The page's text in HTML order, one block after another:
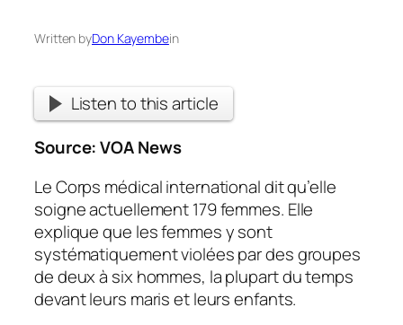
Written byDon Kayembein
Listen to this article
Source:VOA News
Le Corps médical international dit qu’elle
soigne actuellement 179 femmes. Elle
explique que les femmes y sont
systématiquement violées par des groupes
de deux à six hommes, la plupart du temps
devant leurs maris et leurs enfants.